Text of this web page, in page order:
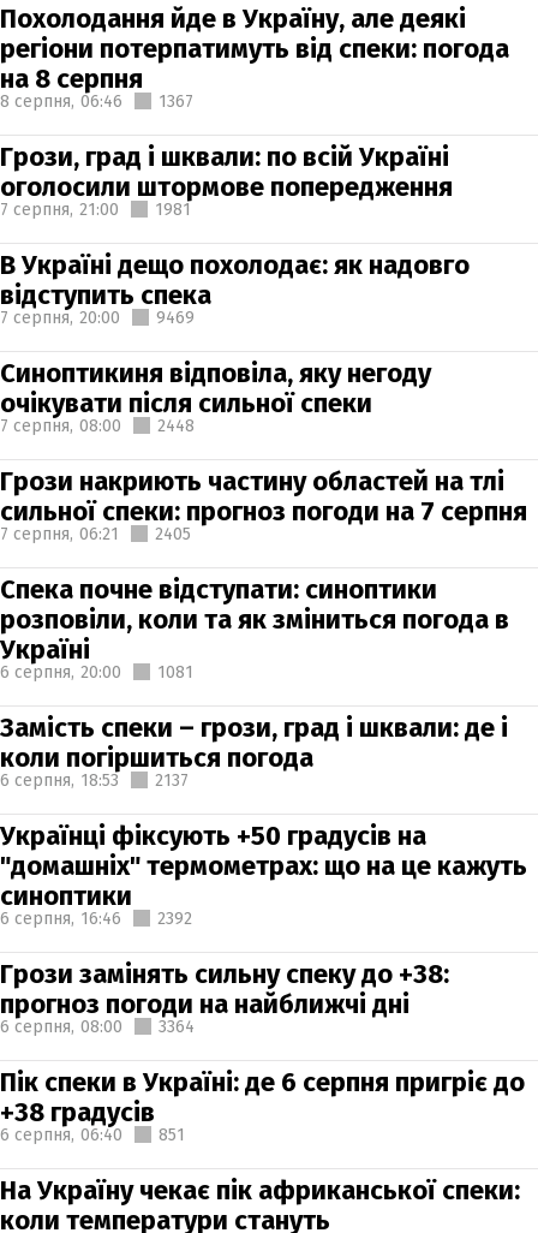
Похолодання йде в Україну, але деякі
регіони потерпатимуть від спеки: погода
на 8 серпня
8 серпня, 06:46 1367
Грози, град і шквали: по всій Україні
оголосили штормове попередження
7 серпня, 21:00 1981
В Україні дещо похолодає: як надовго
відступить спека
7 серпня, 20:00 9469
Синоптикиня відповіла, яку негоду
очікувати після сильної спеки
7 серпня, 08:00 2448
Грози накриють частину областей на тлі
сильної спеки: прогноз погоди на 7 серпня
7 серпня, 06:21 2405
Спека почне відступати: синоптики
розповіли, коли та як зміниться погода в
Україні
6 серпня, 20:00 1081
Замість спеки – грози, град і шквали: де і
коли погіршиться погода
6 серпня, 18:53 2137
Українці фіксують +50 градусів на
"домашніх" термометрах: що на це кажуть
синоптики
6 серпня, 16:46 2392
Грози замінять сильну спеку до +38:
прогноз погоди на найближчі дні
6 серпня, 08:00 3364
Пік спеки в Україні: де 6 серпня пригріє до
+38 градусів
6 серпня, 06:40 851
На Україну чекає пік африканської спеки:
коли температури стануть